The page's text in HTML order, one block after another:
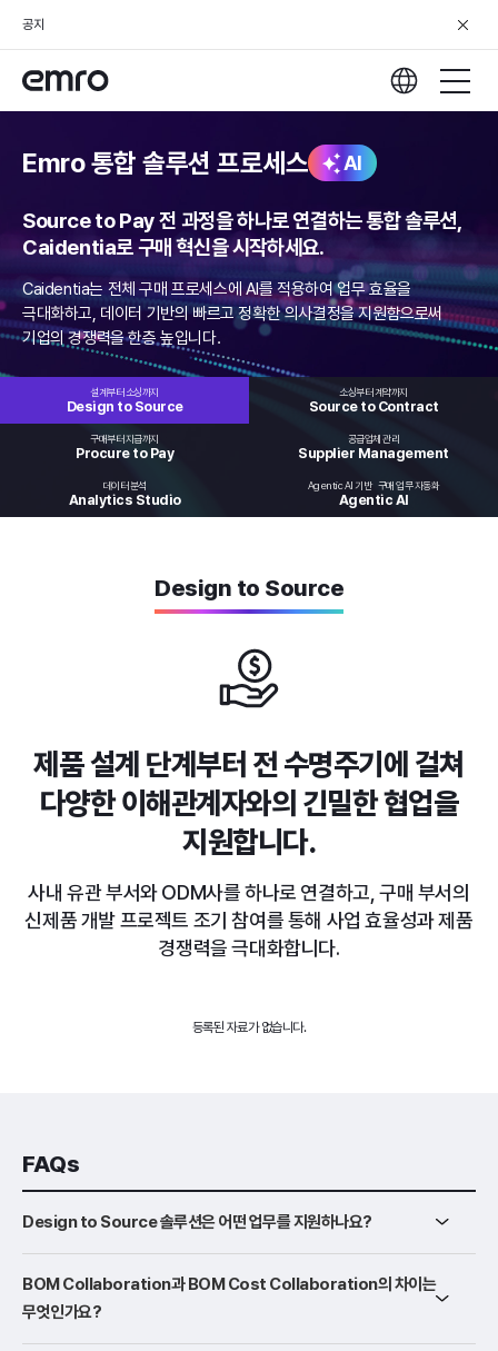
공지
Emro 통합 솔루션 프로세스 AI
Source to Pay 전 과정을 하나로 연결하는 통합 솔루션,
Caidentia로 구매 혁신을 시작하세요.
Caidentia는 전체 구매 프로세스에 AI를 적용하여 업무 효율을
극대화하고, 데이터 기반의 빠르고 정확한 의사결정을 지원함으로써
기업의 경쟁력을 한층 높입니다.
설계부터 소싱까지
Design to Source
소싱부터 계약까지
Source to Contract
구매부터 지급까지
Procure to Pay
공급업체 관리
Supplier Management
데이터 분석
Analytics Studio
Agentic AI 기반 구매 업무 자동화
Agentic AI
Design to Source
제품 설계 단계부터 전 수명주기에 걸쳐
다양한 이해관계자와의 긴밀한 협업을
지원합니다.
사내 유관 부서와 ODM사를 하나로 연결하고, 구매 부서의
신제품 개발 프로젝트 조기 참여를 통해 사업 효율성과 제품
경쟁력을 극대화합니다.
등록된 자료가 없습니다.
FAQs
Design to Source 솔루션은 어떤 업무를 지원하나요?
BOM Collaboration과 BOM Cost Collaboration의 차이는
무엇인가요?